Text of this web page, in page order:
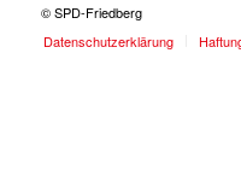
© SPD-Friedberg
Datenschutzerklärung